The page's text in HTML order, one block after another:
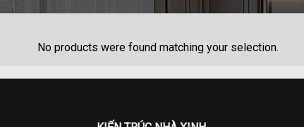
No products were found matching your selection.